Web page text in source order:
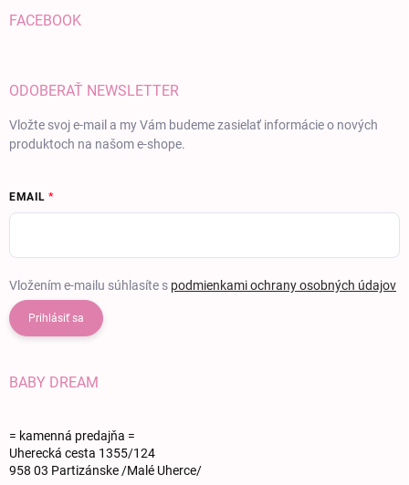
FACEBOOK
ODOBERAŤ NEWSLETTER
Vložte svoj e-mail a my Vám budeme zasielať informácie o nových
produktoch na našom e-shope.
EMAIL
Vložením e-mailu súhlasíte s podmienkami ochrany osobných údajov
Prihlásiť sa
BABY DREAM
= kamenná predajňa =
Uherecká cesta 1355/124
958 03 Partizánske /Malé Uherce/